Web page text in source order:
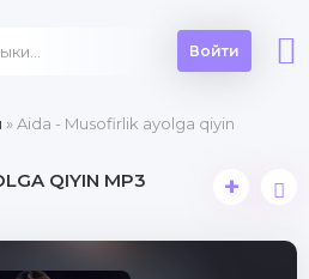
Войти
» Aida - Musofirlik ayolga qiyin
QIYIN MP3 +